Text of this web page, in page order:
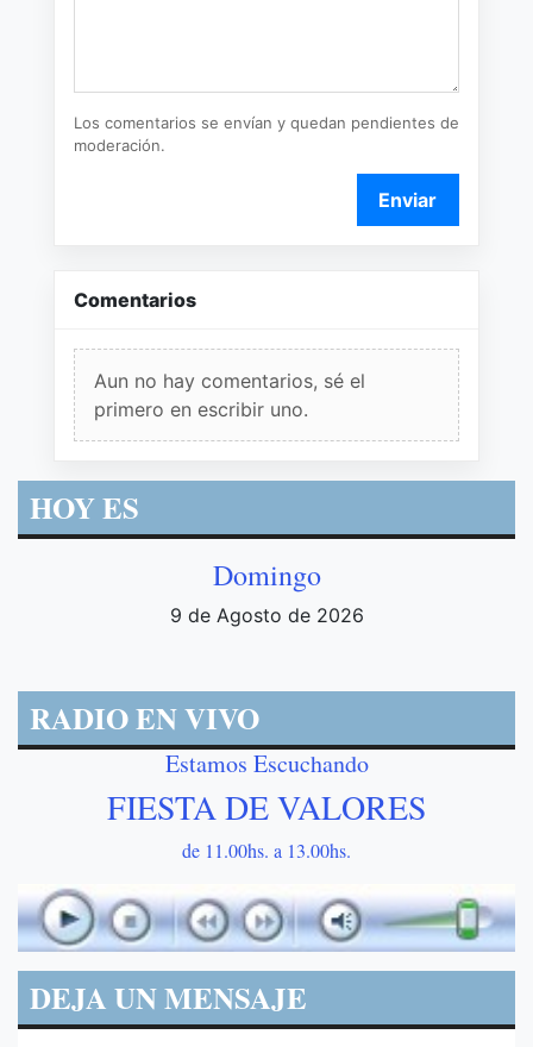
Los comentarios se envían y quedan pendientes de
moderación.
Enviar
Comentarios
Aun no hay comentarios, sé el
primero en escribir uno.
HOY ES
Domingo
9 de Agosto de 2026
RADIO EN VIVO
Estamos Escuchando
FIESTA DE VALORES
de 11.00hs. a 13.00hs.
DEJA UN MENSAJE